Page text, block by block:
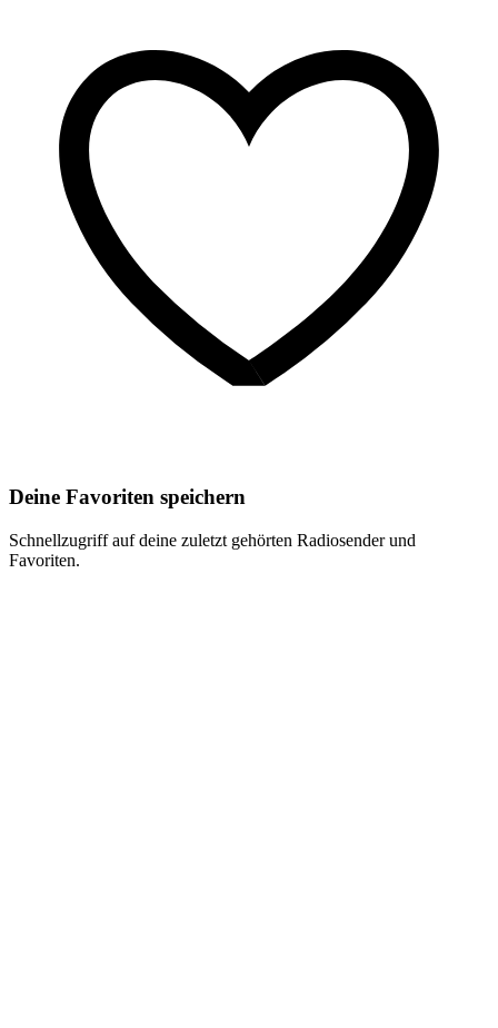
Deine Favoriten speichern
Schnellzugriff auf deine zuletzt gehörten Radiosender und
Favoriten.